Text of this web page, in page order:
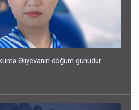
Əliyevanın doğum günüdür